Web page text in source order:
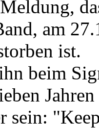
am
ist.
beim
sein: